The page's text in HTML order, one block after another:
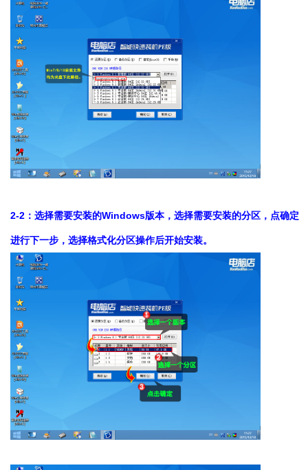
2-2：选择需要安装的Windows版本，选择需要安装的分区，点确定
进行下一步，选择格式化分区操作后开始安装。